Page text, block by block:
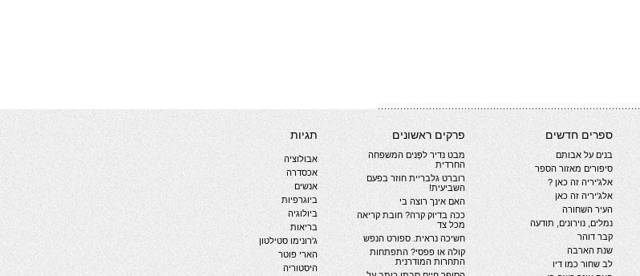
ספרים חדשים
בנים על אבותם
סיפורים מאזור הספר
אלג'יריה זה כאן ?
אלג'יריה זה כאן
העיר השחורה
נמלים, נוירונים, תודעה
קבר דוהר
שנת הארבה
לב שחור כמו דיו
פרקים ראשונים
מבט נדיר לפְּנים המשפחה
החרדית
רוברט גלבריית חוזר בפעם
השביעית!
האם אינך רוצה בי
ככה בדיוק קרה? חובת קריאה
מכל צד
חשיכה נראית. ספורט הנפש
קולה או פפסי? התפתחות
התחרות המודרנית
תגיות
אבולוציה
אכסדרה
אנשים
ביוגרפיות
ביולוגיה
בריאות
ג'רונימו סטילטון
הארי פוטר
היסטוריה